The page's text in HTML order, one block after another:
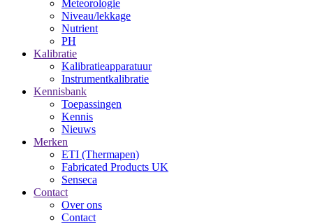
Meteorologie
Niveau/lekkage
Nutrient
PH
Kalibratie
Kalibratieapparatuur
Instrumentkalibratie
Kennisbank
Toepassingen
Kennis
Nieuws
Merken
ETI (Thermapen)
Fabricated Products UK
Senseca
Contact
Over ons
Contact